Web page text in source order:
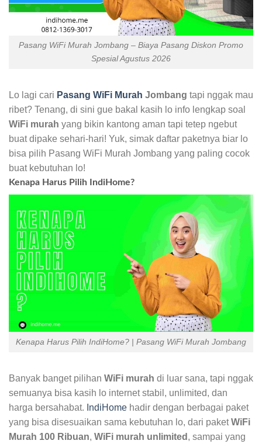
Pasang WiFi Murah Jombang – Biaya Pasang Diskon Promo
Spesial Agustus 2026
Lo lagi cari Pasang WiFi Murah Jombang tapi nggak mau
ribet? Tenang, di sini gue bakal kasih lo info lengkap soal
WiFi murah yang bikin kantong aman tapi tetep ngebut
buat dipake sehari-hari! Yuk, simak daftar paketnya biar lo
bisa pilih Pasang WiFi Murah Jombang yang paling cocok
buat kebutuhan lo!
Kenapa Harus Pilih IndiHome?
Kenapa Harus Pilih IndiHome? | Pasang WiFi Murah Jombang
Banyak banget pilihan WiFi murah di luar sana, tapi nggak
semuanya bisa kasih lo internet stabil, unlimited, dan
harga bersahabat. IndiHome hadir dengan berbagai paket
yang bisa disesuaikan sama kebutuhan lo, dari paketWiFi
Murah 100 Ribuan, WiFi murah unlimited , sampai yang